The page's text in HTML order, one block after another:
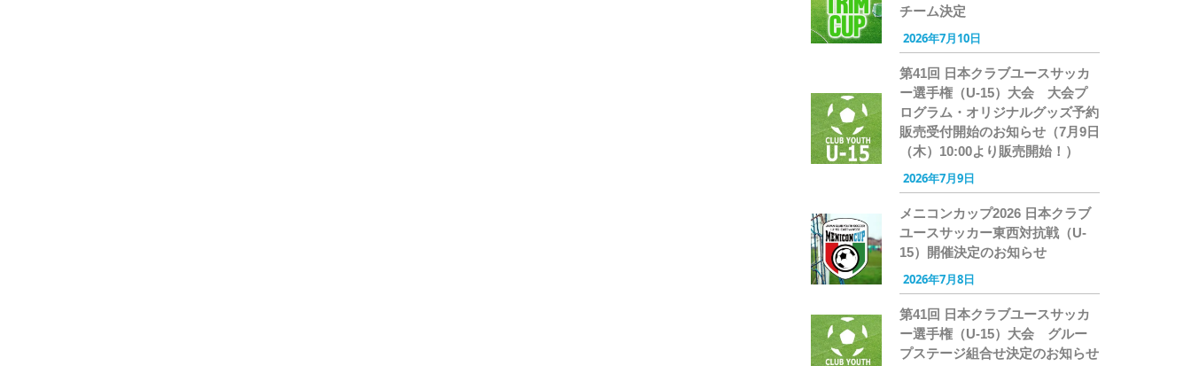
チーム決定
2026年7月10日
第41回 日本クラブユースサッカ
ー選手権（U-15）大会 大会プ
ログラム・オリジナルグッズ予約
販売受付開始のお知らせ（7月9日
（木）10:00より販売開始！）
2026年7月9日
メニコンカップ2026 日本クラブ
ユースサッカー東西対抗戦（U-
15）開催決定のお知らせ
2026年7月8日
第41回 日本クラブユースサッカ
ー選手権（U-15）大会 グルー
プステージ組合せ決定のお知らせ